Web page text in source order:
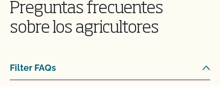
¿Qué logotipos y declaraciones puedo poner en
mi producto certificado por OCal?
orgánico certificado?
Preguntas frecuentes
sobre los agricultores
Filter FAQs